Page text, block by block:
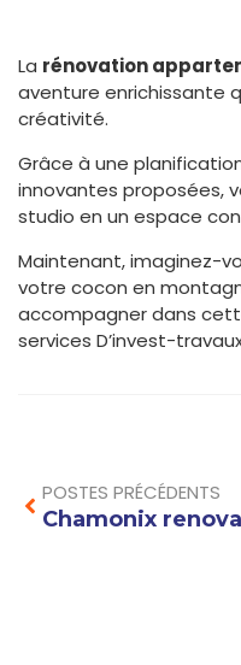
La rénovation
aventure enrichissante
créativité.
Grâce à une
innovantes proposées,
studio en un espace
Maintenant, imaginez-
votre cocon en
accompagner dans
services D’invest-
POSTES PRÉCÉDENTS